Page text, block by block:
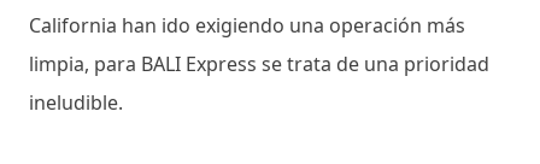
California han ido exigiendo una operación más
limpia, para BALI Express se trata de una prioridad
ineludible.